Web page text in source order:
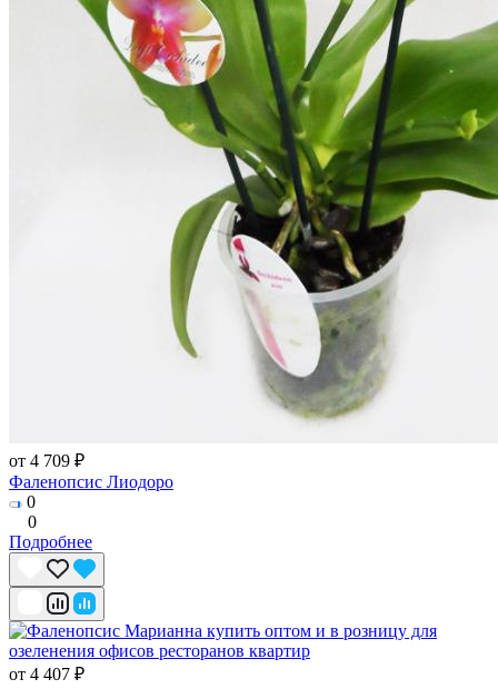
от 4 709 ₽
Фаленопсис Лиодоро
0
0
Подробнее
от 4 407 ₽